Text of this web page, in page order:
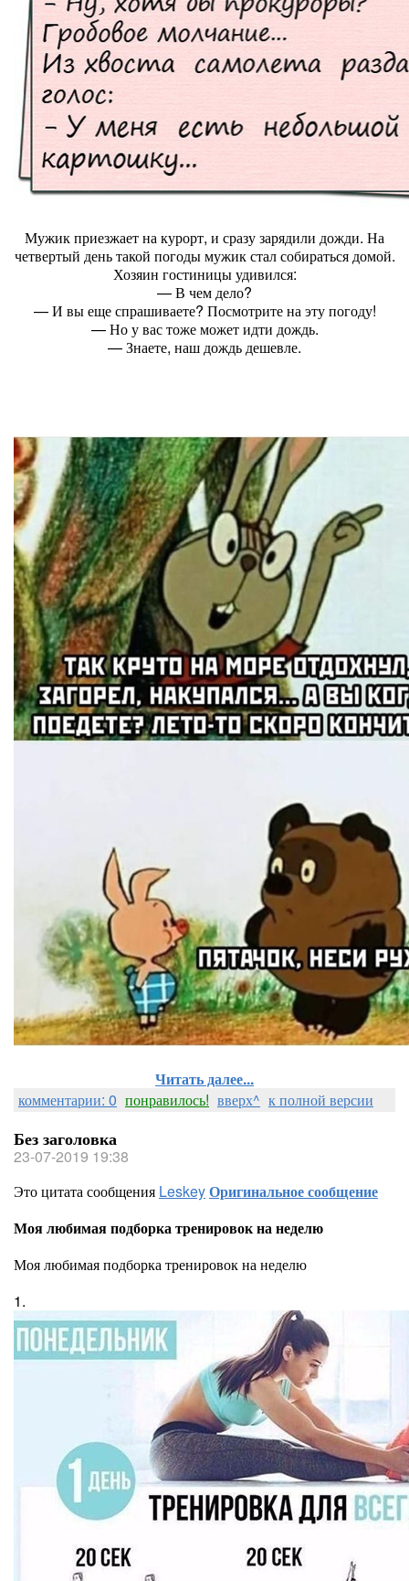
Мужик приезжает на курорт, и сразу зарядили дожди. На
четвертый день такой погоды мужик стал собираться домой.
Хозяин гостиницы удивился:
— В чем дело?
— И вы еще спрашиваете? Посмотрите на эту погоду!
— Но у вас тоже может идти дождь.
— Знаете, наш дождь дешевле.
Читать далее...
комментарии: 0 понравилось! вверх^ к полной версии
Без заголовка
23-07-2019 19:38
Это цитата сообщения LeskeyОригинальное сообщение
Моя любимая подборка тренировок на неделю
Моя любимая подборка тренировок на неделю
1.